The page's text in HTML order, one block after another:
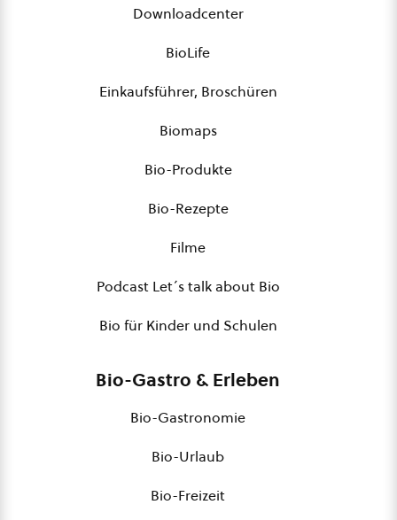
Downloadcenter
BioLife
Einkaufsführer, Broschüren
Biomaps
Bio-Produkte
Bio-Rezepte
Filme
Podcast Let´s talk about Bio
Bio für Kinder und Schulen
Bio-Gastro & Erleben
Bio-Gastronomie
Bio-Urlaub
Bio-Freizeit